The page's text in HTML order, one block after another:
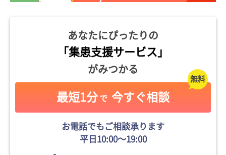
あなたにぴったりの
「集患支援サービス」
がみつかる
最短1分 で 今すぐ相談
お電話でもご相談承ります
平日10:00〜19:00